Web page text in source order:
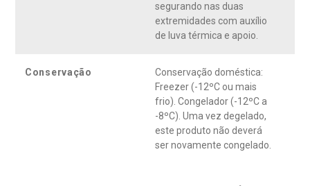
segurando nas duas
extremidades com auxílio
de luva térmica e apoio.
Conservação
Conservação doméstica:
Freezer (-12ºC ou mais
frio). Congelador (-12ºC a
-8ºC). Uma vez degelado,
este produto não deverá
ser novamente congelado.